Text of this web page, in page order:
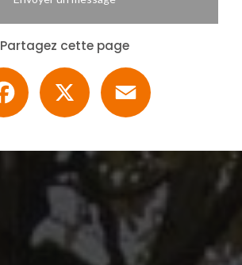
Partagez cette page
Facebook